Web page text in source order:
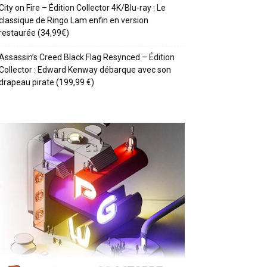
on Fire – Édition Collector 4K/Blu-ray : Le
de Ringo Lam enfin en version
(34,99€)
Creed Black Flag Resynced – Édition
: Edward Kenway débarque avec son
pirate (199,99 €)